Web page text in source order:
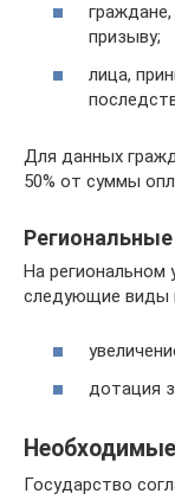
призыву;
лица,
Для данных
50% от суммы
Региональные
На региональном
следующие виды
дотация
Государство